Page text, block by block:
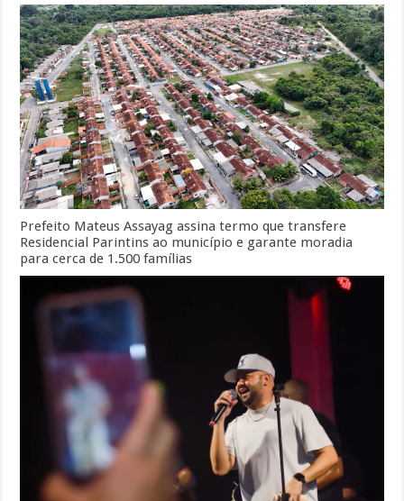
Prefeito Mateus Assayag assina termo que transfere
Residencial Parintins ao município e garante moradia
para cerca de 1.500 famílias